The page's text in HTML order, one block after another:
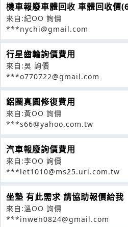
機車報廢車體回收 車體回收價
來自:紀OO 詢價
***nychi@gmail.com
行星齒輪詢價費用
來自:吳 詢價
***o770722@gmail.com
鋁圈真圓修復費用
來自:黃OO 詢價
***s66@yahoo.com.tw
汽車報廢詢價費用
來自:李OO 詢價
***let1010@ms25.url.com.tw
坐墊 有此需求 請協助報價給我
來自:溫OO 詢價
***inwen0824@gmail.com